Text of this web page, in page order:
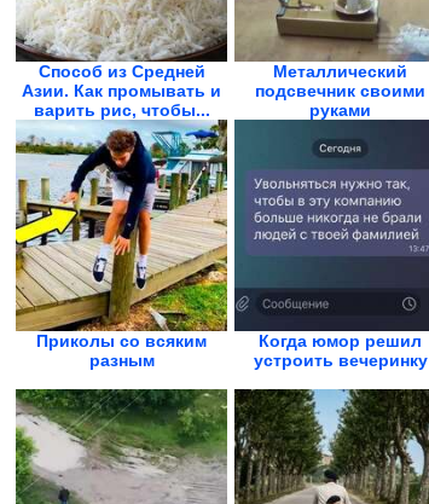
Способ из Средней
Азии. Как промывать и
варить рис, чтобы...
Металлический
подсвечник своими
руками
Приколы со всяким
разным
Когда юмор решил
устроить вечеринку